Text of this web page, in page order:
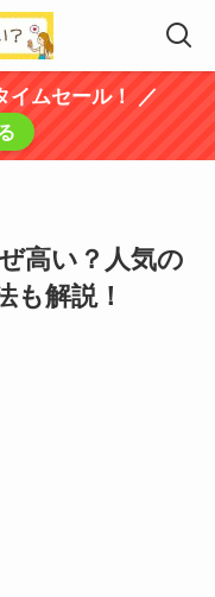
イムセール！ ／
高い？人気の
も解説！